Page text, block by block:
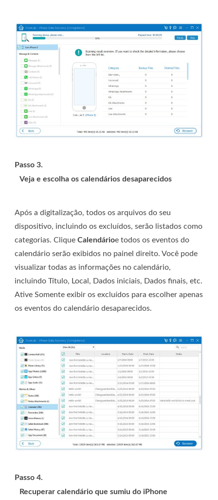
Passo 3.
Veja e escolha os calendários desaparecidos
Após a digitalização, todos os arquivos do seu
dispositivo, incluindo os excluídos, serão listados como
categorias. Clique Calendárioe todos os eventos do
calendário serão exibidos no painel direito. Você pode
visualizar todas as informações no calendário,
incluindo Título, Local, Dados iniciais, Dados finais, etc.
Ative Somente exibir os excluídos para escolher apenas
os eventos do calendário desaparecidos.
Passo 4.
Recuperar calendário que sumiu do iPhone